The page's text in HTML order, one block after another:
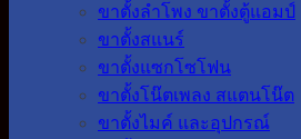
ขาตั้งลำโพง ขาตั้งตู้แอมป์
ขาตั้งสแนร์
ขาตั้งแซกโซโฟน
ขาตั้งโน๊ตเพลง สแตนโน๊ต
ขาตั้งไมค์ และอุปกรณ์